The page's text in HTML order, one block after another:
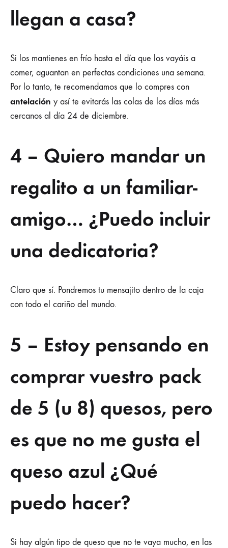
llegan a casa?
Si los mantienes en frío hasta el día que los vayáis a
comer, aguantan en perfectas condiciones una semana.
Por lo tanto, te recomendamos que lo compres con
antelación y así te evitarás las colas de los días más
cercanos al día 24 de diciembre.
4 – Quiero mandar un
regalito a un familiar-
amigo… ¿Puedo incluir
una dedicatoria?
Claro que sí. Pondremos tu mensajito dentro de la caja
con todo el cariño del mundo.
5 – Estoy pensando en
comprar vuestro pack
de 5 (u 8) quesos, pero
es que no me gusta el
queso azul ¿Qué
puedo hacer?
Si hay algún tipo de queso que no te vaya mucho, en las